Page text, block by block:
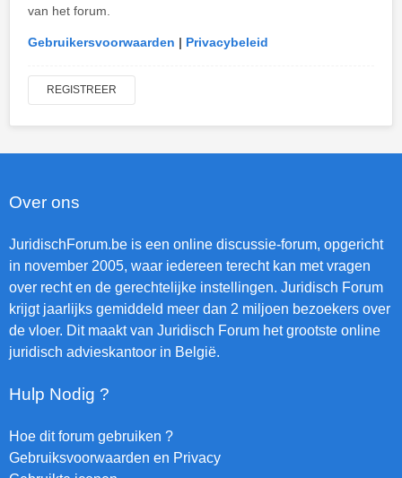
van het forum.
Gebruikersvoorwaarden | Privacybeleid
REGISTREER
Over ons
JuridischForum.be is een online discussie-forum, opgericht
in november 2005, waar iedereen terecht kan met vragen
over recht en de gerechtelijke instellingen. Juridisch Forum
krijgt jaarlijks gemiddeld meer dan 2 miljoen bezoekers over
de vloer. Dit maakt van Juridisch Forum het grootste online
juridisch advieskantoor in België.
Hulp Nodig ?
Hoe dit forum gebruiken ?
Gebruiksvoorwaarden en Privacy